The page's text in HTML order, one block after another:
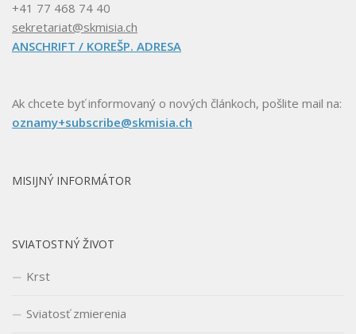
+41 77 468 74 40
sekretariat@skmisia.ch
ANSCHRIFT / KOREŠP. ADRESA
Ak chcete byť informovaný o nových článkoch, pošlite mail na:
oznamy+subscribe@skmisia.ch
MISIJNÝ INFORMÁTOR
SVIATOSTNÝ ŽIVOT
Krst
Sviatosť zmierenia